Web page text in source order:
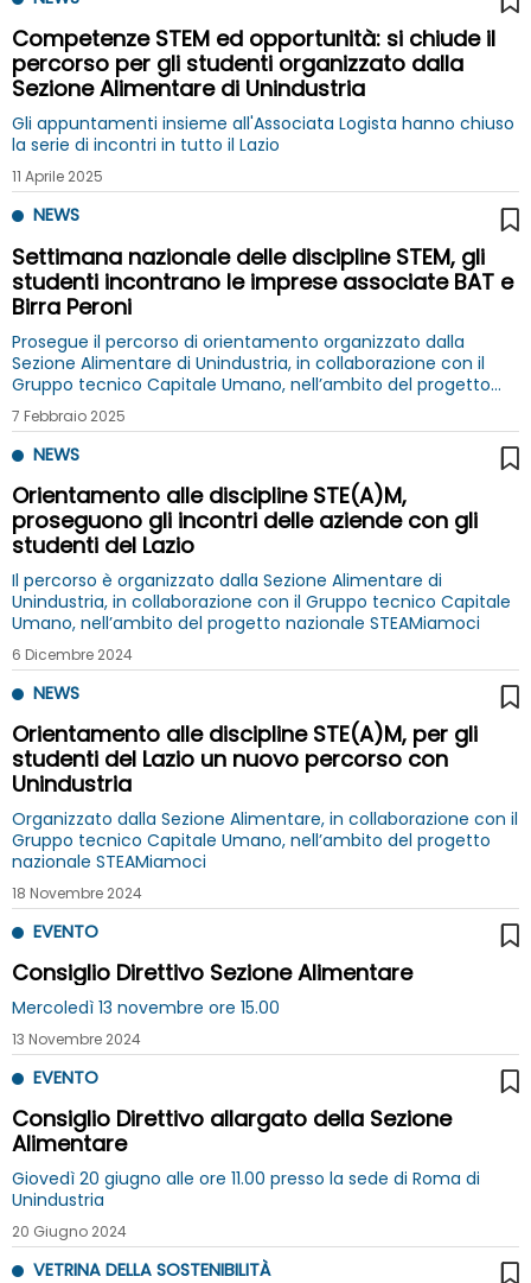
Competenze STEM ed opportunità: si chiude il
percorso per gli studenti organizzato dalla
Sezione Alimentare di Unindustria
Gli appuntamenti insieme all'Associata Logista hanno chiuso
la serie di incontri in tutto il Lazio
11 Aprile 2025
NEWS
Settimana nazionale delle discipline STEM, gli
studenti incontrano le imprese associate BAT e
Birra Peroni
Prosegue il percorso di orientamento organizzato dalla
Sezione Alimentare di Unindustria, in collaborazione con il
Gruppo tecnico Capitale Umano, nell’ambito del progetto
nazionale STEAMiamoci
7 Febbraio 2025
NEWS
Orientamento alle discipline STE(A)M,
proseguono gli incontri delle aziende con gli
studenti del Lazio
Il percorso è organizzato dalla Sezione Alimentare di
Unindustria, in collaborazione con il Gruppo tecnico Capitale
Umano, nell’ambito del progetto nazionale STEAMiamoci
6 Dicembre 2024
NEWS
Orientamento alle discipline STE(A)M, per gli
studenti del Lazio un nuovo percorso con
Unindustria
Organizzato dalla Sezione Alimentare, in collaborazione con il
Gruppo tecnico Capitale Umano, nell’ambito del progetto
nazionale STEAMiamoci
18 Novembre 2024
EVENTO
Consiglio Direttivo Sezione Alimentare
Mercoledì 13 novembre ore 15.00
13 Novembre 2024
EVENTO
Consiglio Direttivo allargato della Sezione
Alimentare
Giovedì 20 giugno alle ore 11.00 presso la sede di Roma di
Unindustria
20 Giugno 2024
VETRINA DELLA SOSTENIBILITÀ